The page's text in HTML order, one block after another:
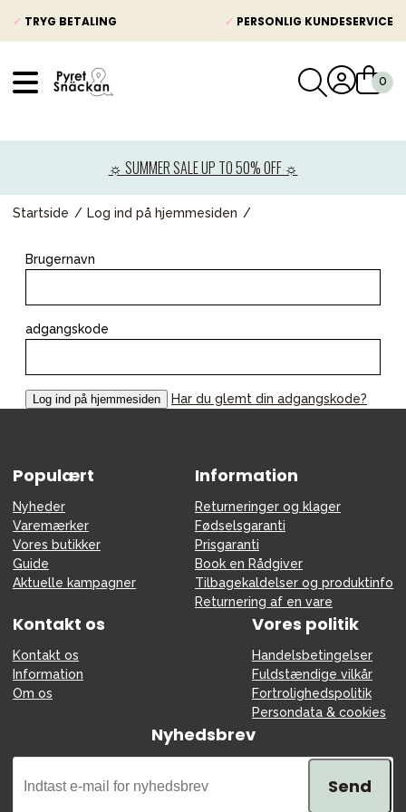
✓ TRYG BETALING ✓ PERSONLIG KUNDESERVICE
☼ SUMMER SALE UP TO 50% OFF ☼
Startside Log ind på hjemmesiden
Brugernavn
adgangskode
Har du glemt din adgangskode?
Populært
Nyheder
Varemærker
Vores butikker
Guide
Aktuelle kampagner
Information
Returneringer og klager
Fødselsgaranti
Prisgaranti
Book en Rådgiver
Tilbagekaldelser og produktinfo
Returnering af en vare
Kontakt os
Kontakt os
Information
Om os
Vores politik
Handelsbetingelser
Fuldstændige vilkår
Fortrolighedspolitik
Persondata & cookies
Nyhedsbrev
Send
Barnevogne
Autostole
Legetøj og spil
Mor & Far
Møbler & sengetøj
Tilbehør
Kampagner
Tips til gaver
Vores favoritter
Mærker
Sol og svømning Outlet
Guide
Vores butik